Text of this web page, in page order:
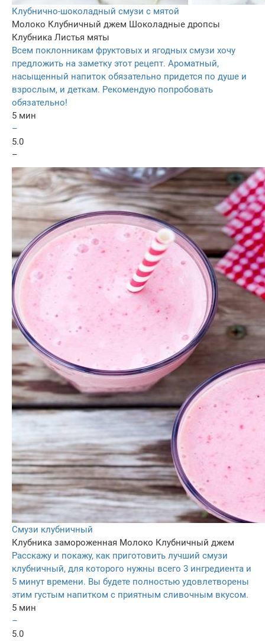
Клубнично-шоколадный смузи с мятой
Молоко Клубничный джем Шоколадные дропсы
Клубника Листья мяты
Всем поклонникам фруктовых и ягодных смузи хочу
предложить на заметку этот рецепт. Ароматный,
насыщенный напиток обязательно придется по душе и
взрослым, и деткам. Рекомендую попробовать
обязательно!
5 мин
–
5.0
–
Смузи клубничный
Клубника замороженная Молоко Клубничный джем
Расскажу и покажу, как приготовить лучший смузи
клубничный, для которого нужны всего 3 ингредиента и
5 минут времени. Вы будете полностью удовлетворены
этим густым напитком с приятным сливочным вкусом.
5 мин
–
5.0